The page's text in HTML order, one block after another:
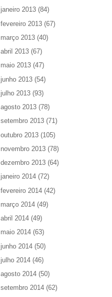
janeiro 2013 (84)
fevereiro 2013 (67)
março 2013 (40)
abril 2013 (67)
maio 2013 (47)
junho 2013 (54)
julho 2013 (93)
agosto 2013 (78)
setembro 2013 (71)
outubro 2013 (105)
novembro 2013 (78)
dezembro 2013 (64)
janeiro 2014 (72)
fevereiro 2014 (42)
março 2014 (49)
abril 2014 (49)
maio 2014 (63)
junho 2014 (50)
julho 2014 (46)
agosto 2014 (50)
setembro 2014 (62)